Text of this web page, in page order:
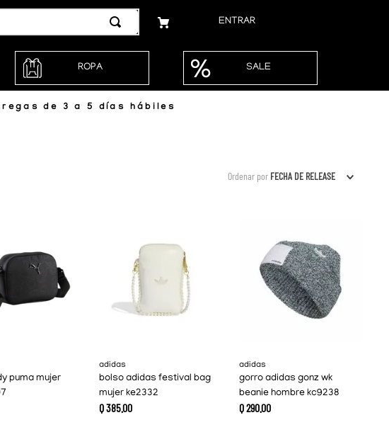
ENTRAR
ROPA SALE
de 3 a 5 días hábiles
Ordenar por FECHA DE RELEASE
puma mujer
adidas
bolso adidas festival bag
mujer ke2332
Q385.00
adidas
gorro adidas gonz wk
beanie hombre kc9238
Q290.00